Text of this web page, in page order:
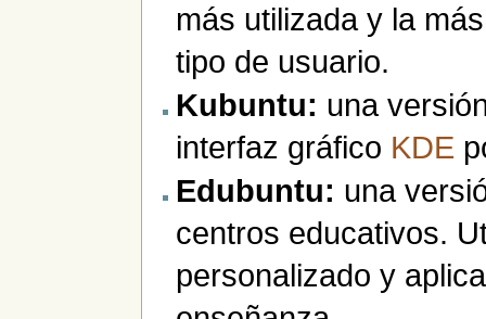
más utilizada y la
tipo de usuario.
Kubuntu: una
interfaz gráfico KDE
Edubuntu: una
centros educativos.
personalizado y